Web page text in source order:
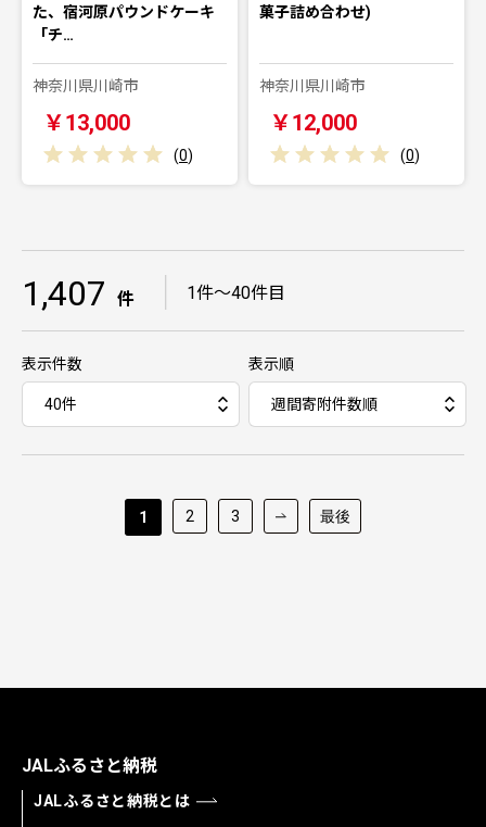
た、宿河原パウンドケーキ
「チ…
神奈川県川崎市
￥13,000
(0)
菓子詰め合わせ)
神奈川県川崎市
￥12,000
(0)
1,407 件 1件～40件目
表示件数 表示順
1 2 3 最後
JALふるさと納税
JALふるさと納税とは